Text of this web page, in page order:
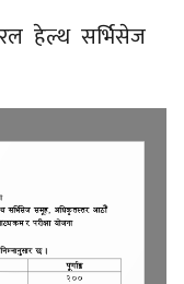
सर्भिसेज